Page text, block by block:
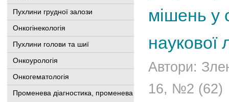
Пухлини грудної залози
Онкогінекологія
Пухлини голови та шиї
Онкоурологія
Онкогематологія
Променева діагностика, променева
мішень у
наукової
Автори:
16, №2 (62)